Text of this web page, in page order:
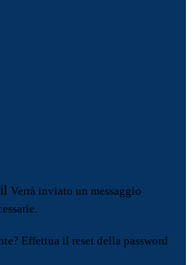
Verrà inviato un messaggio
Effettua il reset della password